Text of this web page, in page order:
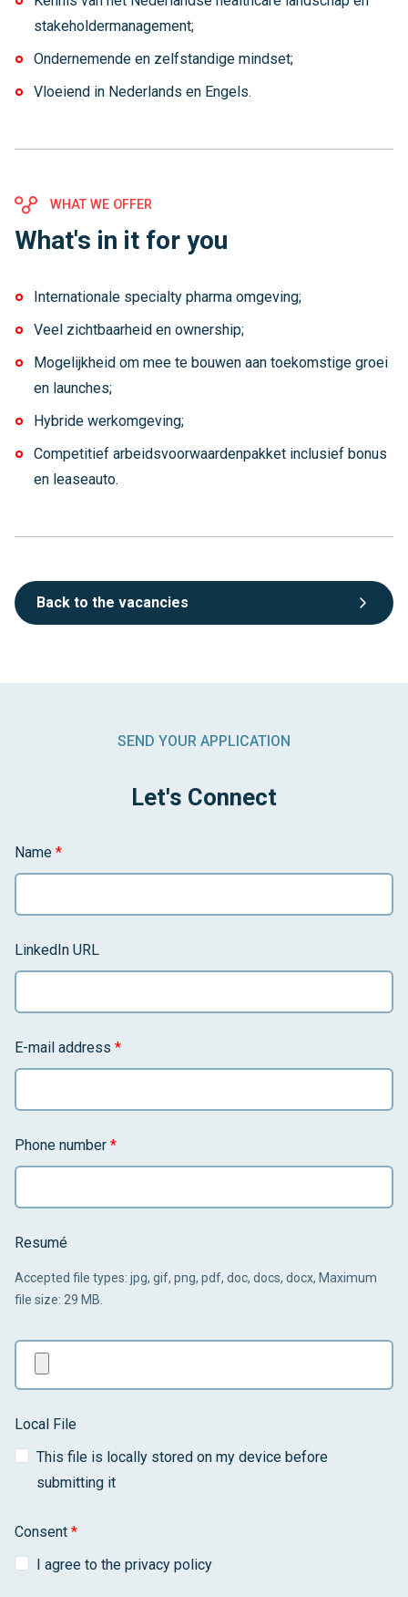
stakeholdermanagement;
Ondernemende en zelfstandige mindset;
Vloeiend in Nederlands en Engels.
WHAT WE OFFER
What's in it for you
Internationale specialty pharma omgeving;
Veel zichtbaarheid en ownership;
Mogelijkheid om mee te bouwen aan toekomstige groei
en launches;
Hybride werkomgeving;
Competitief arbeidsvoorwaardenpakket inclusief bonus
en leaseauto.
Back to the vacancies
SEND YOUR APPLICATION
Let's Connect
Name *
LinkedIn URL
E-mail address *
Phone number *
Resumé
Accepted file types: jpg, gif, png, pdf, doc, docs, docx, Maximum
file size: 29 MB.
Local File
This file is locally stored on my device before
submitting it
Consent *
I agree to the privacy policy